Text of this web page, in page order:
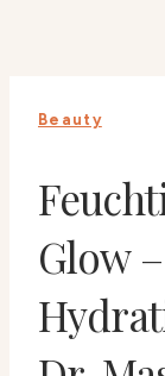
Beauty
Glow